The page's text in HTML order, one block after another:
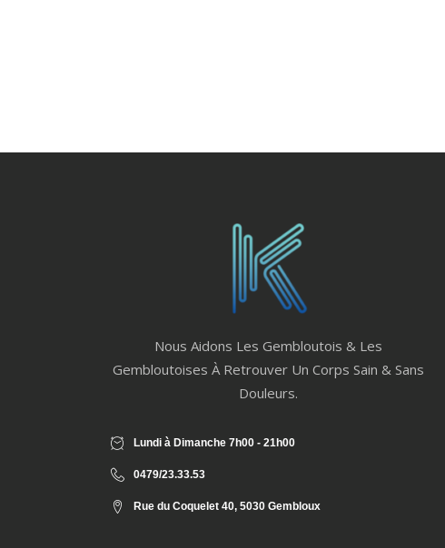
Nous Aidons Les Gembloutois & Les
Gembloutoises À Retrouver Un Corps Sain & Sans
Douleurs.
Lundi à Dimanche 7h00 - 21h00
0479/23.33.53
Rue du Coquelet 40, 5030 Gembloux